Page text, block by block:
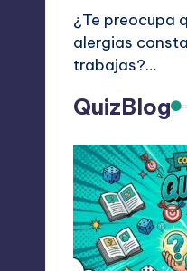
¿Te preocupa
alergias
trabajas?…
QuizBlog